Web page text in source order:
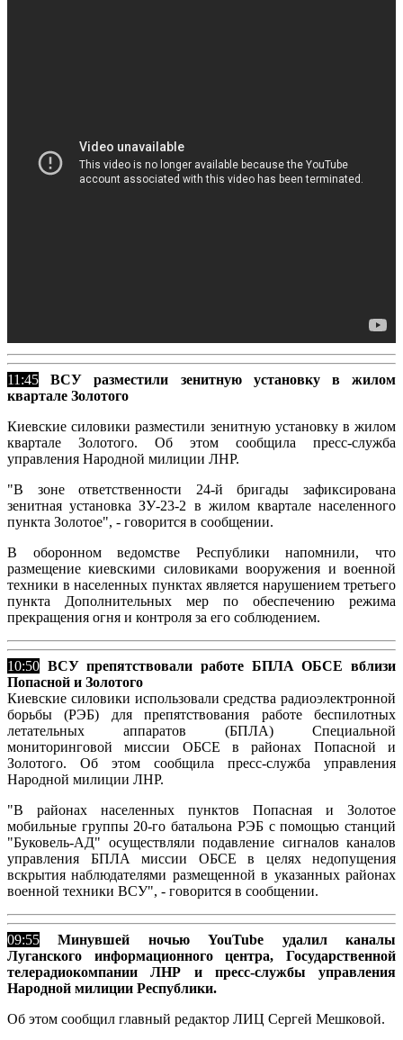
11:45
ВСУ разместили зенитную установку в жилом
квартале Золотого
Киевские силовики разместили зенитную установку в жилом
квартале Золотого. Об этом сообщила пресс-служба
управления Народной милиции ЛНР.
"В зоне ответственности 24-й бригады зафиксирована
зенитная установка ЗУ-23-2 в жилом квартале населенного
пункта Золотое", - говорится в сообщении.
В оборонном ведомстве Республики напомнили, что
размещение киевскими силовиками вооружения и военной
техники в населенных пунктах является нарушением третьего
пункта Дополнительных мер по обеспечению режима
прекращения огня и контроля за его соблюдением.
10:50 ВСУ препятствовали работе БПЛА ОБСЕ вблизи
Попасной и Золотого
Киевские силовики использовали средства радиоэлектронной
борьбы (РЭБ) для препятствования работе беспилотных
летательных аппаратов (БПЛА) Специальной
мониторинговой миссии ОБСЕ в районах Попасной и
Золотого. Об этом сообщила пресс-служба управления
Народной милиции ЛНР.
"В районах населенных пунктов Попасная и Золотое
мобильные группы 20-го батальона РЭБ с помощью станций
"Буковель-АД" осуществляли подавление сигналов каналов
управления БПЛА миссии ОБСЕ в целях недопущения
вскрытия наблюдателями размещенной в указанных районах
военной техники ВСУ", - говорится в сообщении.
09:55
Минувшей ночью YouTube удалил каналы
Луганского информационного центра, Государственной
телерадиокомпании ЛНР и пресс-службы управления
Народной милиции Республики.
Об этом сообщил главный редактор ЛИЦ Сергей Мешковой.